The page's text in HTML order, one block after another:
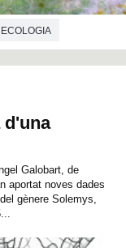
ECOLOGIA
d'una
Galobart, de
aportat noves dades
gènere Solemys,